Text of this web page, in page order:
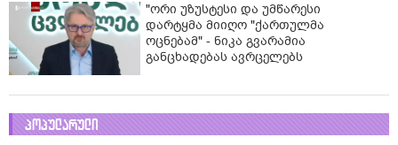
"ორი უზუსტესი და უმწარესი
დარტყმა მიიღო "ქართულმა
ოცნებამ" - ნიკა გვარამია
განცხადებას ავრცელებს
პოპულარული